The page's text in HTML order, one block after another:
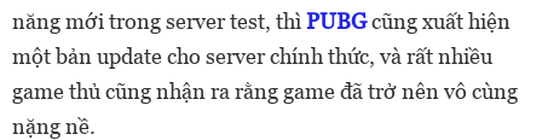
năng mới trong server test, thì PUBGcũng xuất hiện
một bản update cho server chính thức, và rất nhiều
game thủ cũng nhận ra rằng game đã trở nên vô cùng
nặng nề.